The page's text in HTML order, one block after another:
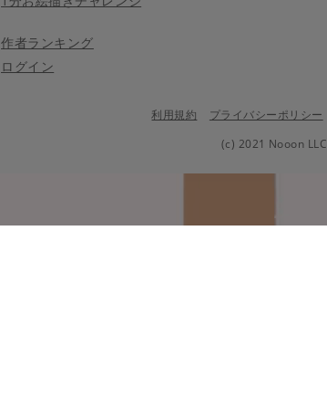
作者ランキング
ログイン
利用規約 プライバシーポリシー
(c) 2021 Nooon LLC